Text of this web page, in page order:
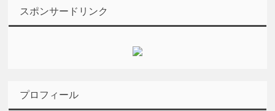
スポンサードリンク
プロフィール